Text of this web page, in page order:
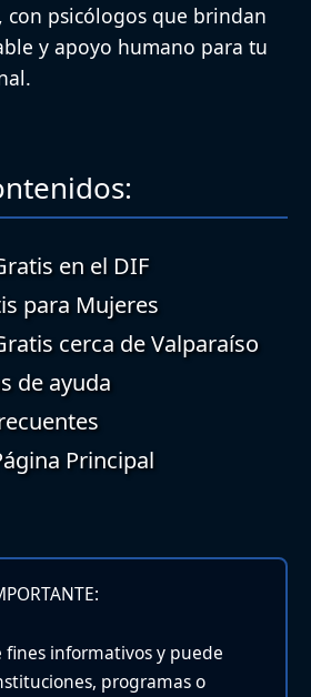
con psicólogos que brindan
y apoyo humano para tu
en el DIF
para Mujeres
cerca de Valparaíso
de ayuda
Principal
fines informativos y puede
programas o